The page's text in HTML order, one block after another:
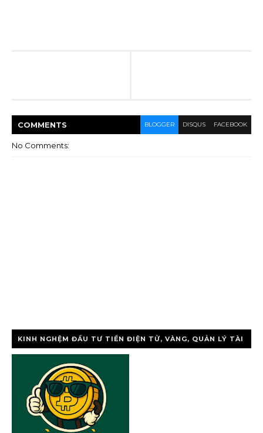
COMMENTS BLOGGER DISQUS FACEBOOK
No Comments:
KINH NGHỆM ĐẦU TƯ TIỀN ĐIỆN TỬ, VÀNG, QUẢN LÝ TÀI